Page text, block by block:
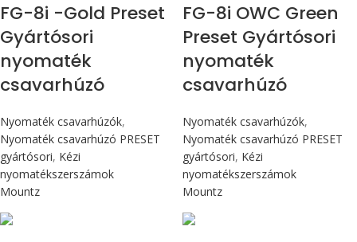
FG-8i -Gold Preset
Gyártósori
nyomaték
csavarhúzó
Nyomaték csavarhúzók,
Nyomaték csavarhúzó PRESET
gyártósori, Kézi
nyomatékszerszámok
Mountz
FG-8i OWC Green
Preset Gyártósori
nyomaték
csavarhúzó
Nyomaték csavarhúzók,
Nyomaték csavarhúzó PRESET
gyártósori, Kézi
nyomatékszerszámok
Mountz